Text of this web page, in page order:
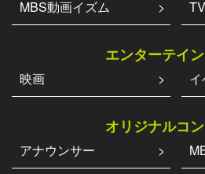
MBS動画イズム
エンターテイ
映画 イ
オリジナルコ
アナウンサー